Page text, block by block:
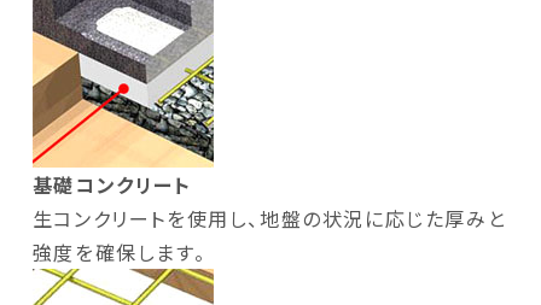
基礎コンクリート
生コンクリートを使用し、地盤の状況に応じた厚みと
強度を確保します。